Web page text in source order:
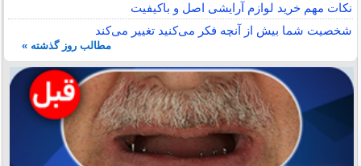
نکات مهم خرید لوازم آرایشی اصل و باکیفیت
شخصیت شما بیش از آنچه فکر می‌کنید تغییر می‌کند
مطالب روز گذشته »